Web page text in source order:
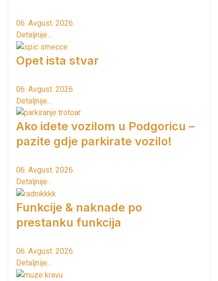
06. Avgust. 2026.
Detaljnije...
Opet ista stvar
06. Avgust. 2026.
Detaljnije...
Ako idete vozilom u Podgoricu –
pazite gdje parkirate vozilo!
06. Avgust. 2026.
Detaljnije...
Funkcije & naknade po
prestanku funkcija
06. Avgust. 2026.
Detaljnije...